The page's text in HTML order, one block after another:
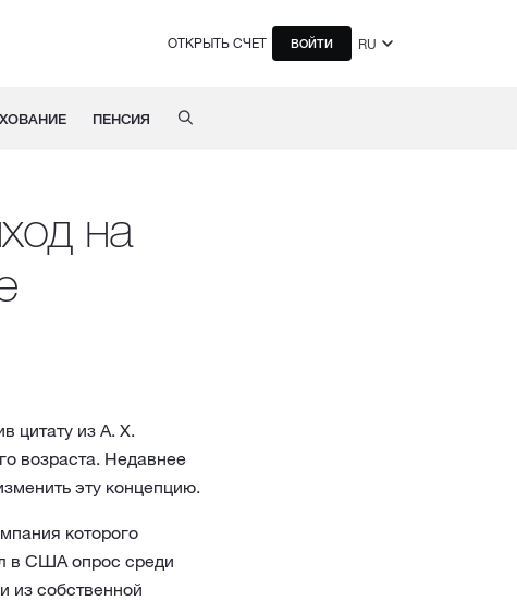
ОТКРЫТЬ СЧЕТ ВОЙТИ RU
ПЕНСИЯ
на
цитату из А. Х.
возраста. Недавнее
эту концепцию.
которого
в США опрос среди
из собственной